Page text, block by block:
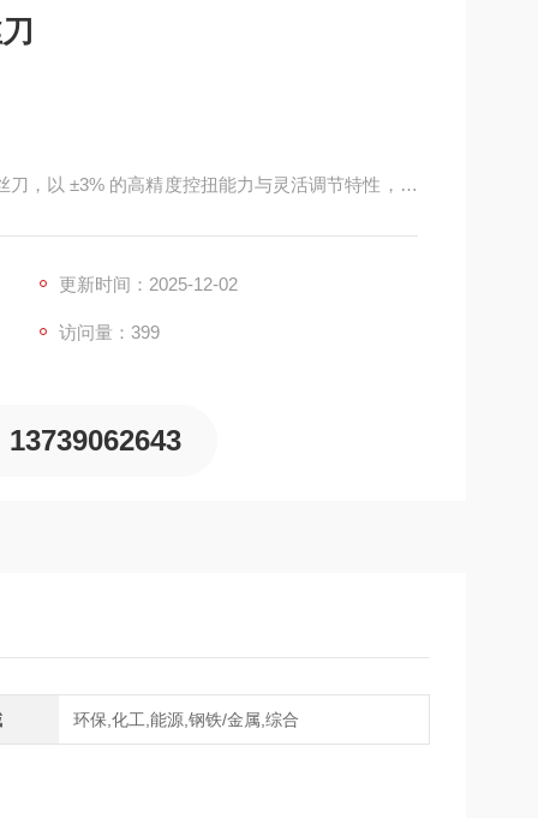
，以 ±3% 的高精度控扭能力与灵活调节特性，成
N・m，最小调节精度达 0.05 N・m，
更新时间：2025-12-02
访问量：399
13739062643
环保,化工,能源,钢铁/金属,综合